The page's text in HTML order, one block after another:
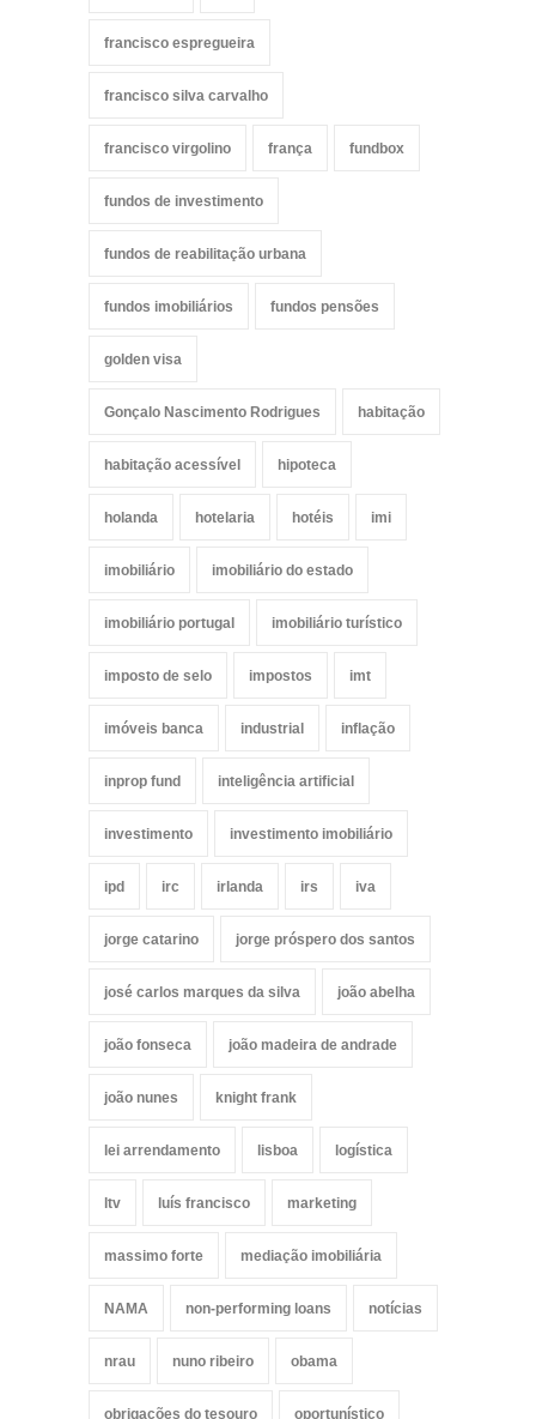
francisco espregueira
francisco silva carvalho
francisco virgolino frança fundbox
fundos de investimento
fundos de reabilitação urbana
fundos imobiliários fundos pensões
golden visa
Gonçalo Nascimento Rodrigues habitação
habitação acessível hipoteca
holanda hotelaria hotéis imi
imobiliário imobiliário do estado
imobiliário portugal imobiliário turístico
imposto de selo impostos imt
imóveis banca industrial inflação
inprop fund inteligência artificial
investimento investimento imobiliário
ipd irc irlanda irs iva
jorge catarino jorge próspero dos santos
josé carlos marques da silva joão abelha
joão fonseca joão madeira de andrade
joão nunes knight frank
lei arrendamento lisboa logística
ltv luís francisco marketing
massimo forte mediação imobiliária
NAMA non-performing loans notícias
nrau nuno ribeiro obama
obrigações do tesouro oportunístico